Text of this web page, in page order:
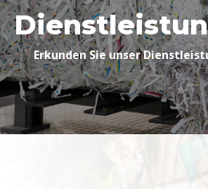
Erkunden Sie unser